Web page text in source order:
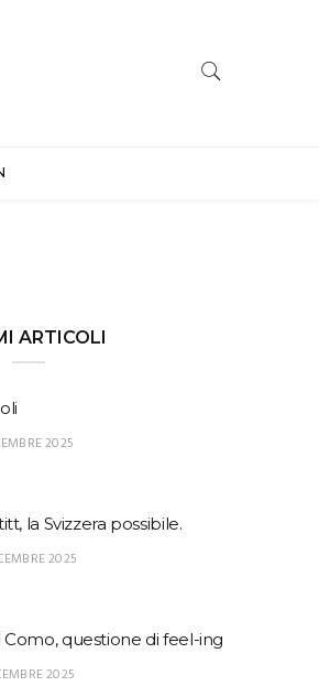
ARTICOLI
2025
la Svizzera possibile.
2025
Como, questione di feel-ing
2025